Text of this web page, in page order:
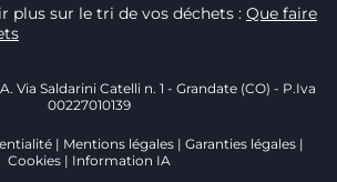
plus sur le tri de vos déchets : Que faire
Via Saldarini Catelli n. 1 - Grandate (CO) - P.Iva
00227010139
Mentions légales
Garanties légales
Cookies
Information IA